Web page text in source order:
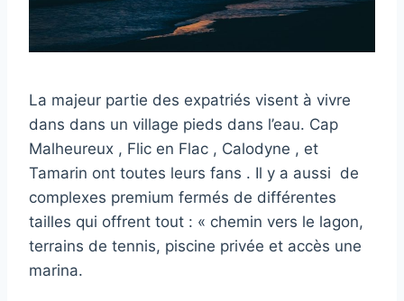
La majeur partie des expatriés visent à vivre
dans dans un village pieds dans l’eau. Cap
Malheureux , Flic en Flac , Calodyne , et
Tamarin ont toutes leurs fans . Il y a aussi de
complexes premium fermés de différentes
tailles qui offrent tout : « chemin vers le lagon,
terrains de tennis, piscine privée et accès une
marina.